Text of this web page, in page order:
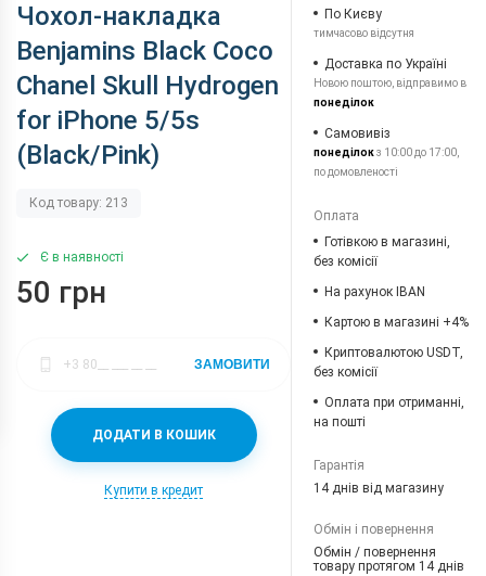
Чохол-накладка
Benjamins Black Coco
Chanel Skull Hydrogen
for iPhone 5/5s
(Black/Pink)
Код товару: 213
Є в наявності
50 грн
ДОДАТИ В КОШИК
Купити в кредит
ЗАМОВИТИ
По Києву
тимчасово відсутня
Доставка по Україні
Новою поштою, відправимо в
понеділок
Самовивіз
понеділокз 10:00 до 17:00,
по домовленості
Оплата
Готівкою в магазині,
без комісії
На рахунок IBAN
Картою в магазині +4%
Криптовалютою USDT,
без комісії
Оплата при отриманні,
на пошті
Гарантія
14 днів від магазину
Обмін і повернення
Обмін / повернення
товару протягом 14 днів